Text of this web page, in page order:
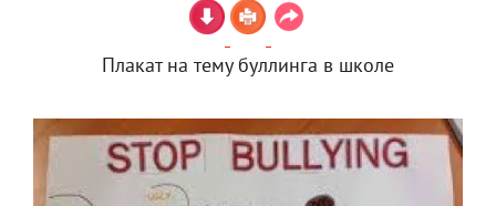
Плакат на тему буллинга в школе